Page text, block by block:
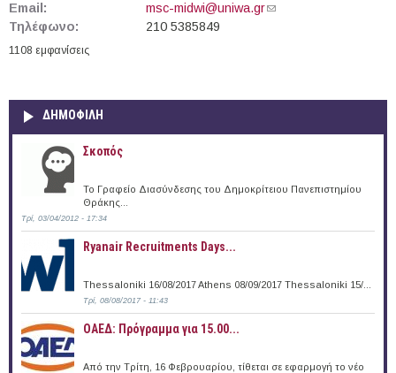
Email:
msc-midwi@uniwa.gr(link sends e-mail)
Τηλέφωνο:
210 5385849
1108 εμφανίσεις
ΔΗΜΟΦΙΛΗ
Σκοπός
Το Γραφείο Διασύνδεσης του Δημοκρίτειου Πανεπιστημίου
Θράκης...
Τρί, 03/04/2012 - 17:34
Ryanair Recruitments Days...
Thessaloniki 16/08/2017 Athens 08/09/2017 Thessaloniki 15/...
Τρί, 08/08/2017 - 11:43
ΟΑΕΔ: Πρόγραμμα για 15.00...
Από την Τρίτη, 16 Φεβρουαρίου, τίθεται σε εφαρμογή το νέο